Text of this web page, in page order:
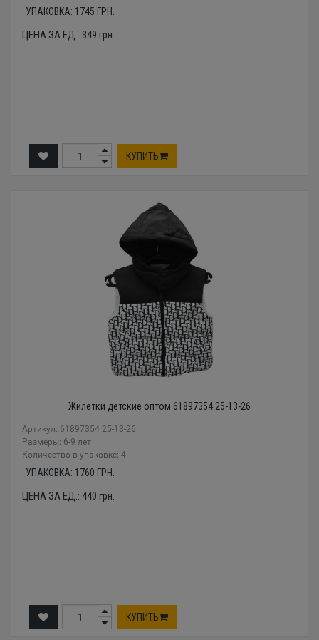
УПАКОВКА: 1745 ГРН.
ЦЕНА ЗА ЕД.: 349 грн.
КУПИТЬ
Жилетки детские оптом 61897354 25-13-26
Артикул: 61897354 25-13-26
Размеры: 6-9 лет
Количество в упаковке: 4
УПАКОВКА: 1760 ГРН.
ЦЕНА ЗА ЕД.: 440 грн.
КУПИТЬ